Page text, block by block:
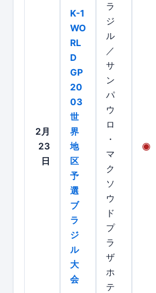
2月
23
日
K-1
WO
RL
D
GP
20
03
世
界
地
区
予
選
ブ
ラ
ジ
ル
大
会
ラ
ジ
ル
／
サ
ン
パ
ウ
ロ
・
マ
ク
ソ
ウ
ド
プ
ラ
ザ
ホ
テ